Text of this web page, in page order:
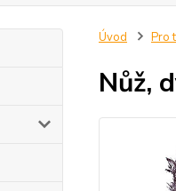
Úvod Pro
Nůž,